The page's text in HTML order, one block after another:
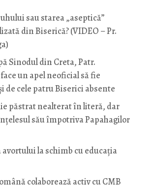
sau starea „aseptică”
din Biserică? (VIDEO – Pr.
Sinodul din Creta, Patr.
un apel neoficial să fie
de cele patru Biserici absente
păstrat nealterat în literă, dar
său împotriva Papahagilor
la schimb cu educaţia
colaborează activ cu CMB